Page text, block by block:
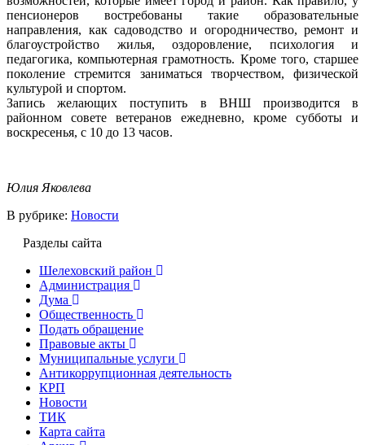
пенсионеров востребованы такие образовательные
направления, как садоводство и огородничество, ремонт и
благоустройство жилья, оздоровление, психология и
педагогика, компьютерная грамотность. Кроме того, старшее
поколение стремится заниматься творчеством, физической
культурой и спортом.
Запись желающих поступить в ВНШ производится в
районном совете ветеранов ежедневно, кроме субботы и
воскресенья, с 10 до 13 часов.
Юлия Яковлева
В рубрике: Новости
Разделы сайта
Шелеховский район
Администрация
Дума
Общественность
Подать обращение
Правовые акты
Муниципальные услуги
Антикоррупционная деятельность
КРП
Новости
ТИК
Карта сайта